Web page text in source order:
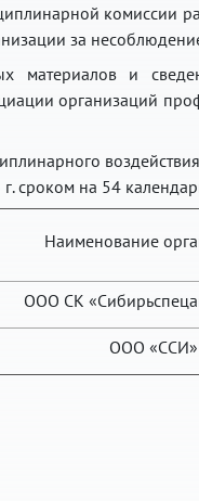
комиссии
за
материалов и
организаций
сроком на 54
Наименование
ООО СК
ООО «ССИ»